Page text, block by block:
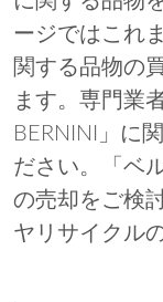
ージではこれ
関する品物の
ます。専門業
BERNINI」に
ださい。「ベ
の売却をご検
ヤリサイクル